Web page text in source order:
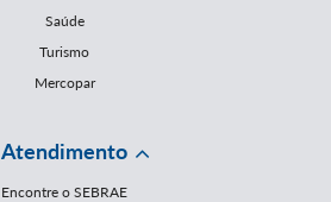
Saúde
Turismo
Mercopar
Atendimento
Encontre o SEBRAE